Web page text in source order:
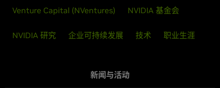
Venture Capital (NVentures) NVIDIA 基金会
NVIDIA 研究 企业可持续发展 技术 职业生涯
新闻与活动